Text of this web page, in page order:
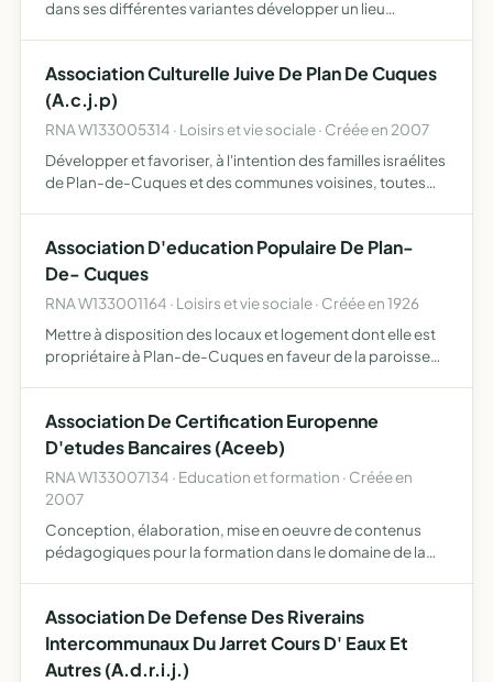
dans ses différentes variantes développer un lieu
échanges directs ou p…
Association Culturelle Juive De Plan De Cuques
(A.c.j.p)
RNA W133005314 · Loisirs et vie sociale · Créée en 2007
Développer et favoriser, à l'intention des familles israélites
de Plan-de-Cuques et des communes voisines, toutes
Association D'education Populaire De Plan-
De- Cuques
RNA W133001164 · Loisirs et vie sociale · Créée en 1926
Mettre à disposition des locaux et logement dont elle est
propriétaire à Plan-de-Cuques en faveur de la paroisse
Association De Certification Europenne
D'etudes Bancaires (Aceeb)
RNA W133007134 · Education et formation · Créée en
2007
Conception, élaboration, mise en oeuvre de contenus
pédagogiques pour la formation dans le domaine de la
formati…
Association De Defense Des Riverains
Intercommunaux Du Jarret Cours D' Eaux Et
Autres (A.d.r.i.j.)